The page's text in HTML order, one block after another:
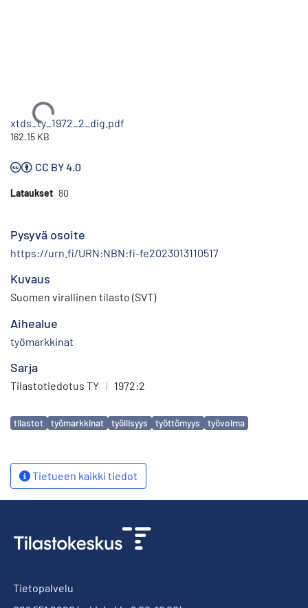
Ladataan...
xtds_ty_1972_2_dig.pdf
162.15 KB
CC BY 4.0
Lataukset 80
Pysyvä osoite
https://urn.fi/URN:NBN:fi-fe2023013110517
Kuvaus
Suomen virallinen tilasto (SVT)
Aihealue
työmarkkinat
Sarja
Tilastotiedotus TY | 1972:2
Avainsanat
tilastot työmarkkinat työllisyys työttömyys työvoima
Tietueen kaikki tiedot
Tietopalvelu